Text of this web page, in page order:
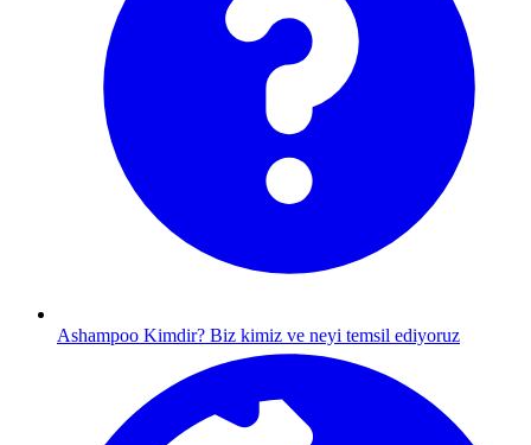
Ashampoo Kimdir? Biz kimiz ve neyi temsil ediyoruz